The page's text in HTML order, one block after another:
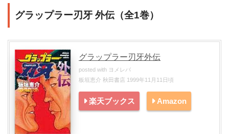
グラップラー刃牙 外伝（全1巻）
グラップラー刃牙外伝
posted with ヨメレバ
板垣恵介 秋田書店 1999年11月11日頃
楽天ブックス Amazon